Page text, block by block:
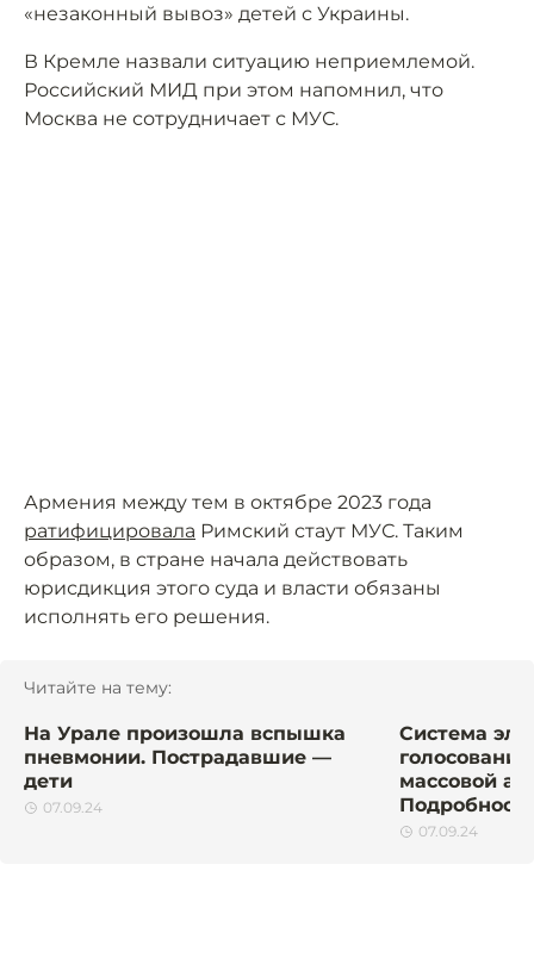
«незаконный вывоз» детей с Украины.
В Кремле назвали ситуацию неприемлемой.
Российский МИД при этом напомнил, что
Москва не сотрудничает с МУС.
Армения между тем в октябре 2023 года
ратифицировала Римский стаут МУС. Таким
образом, в стране начала действовать
юрисдикция этого суда и власти обязаны
исполнять его решения.
Читайте на тему:
На Урале произошла вспышка
пневмонии. Пострадавшие —
дети
07.09.24
Система
массовой
07.09.24